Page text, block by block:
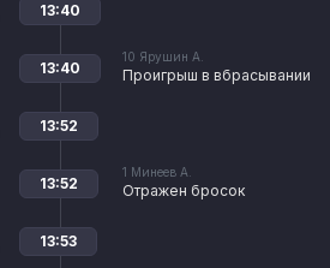
13:40
10 Ярушин А.
Проигрыш в вбрасывании
13:40
13:52
1 Минеев А.
Отражен бросок
13:52
13:53